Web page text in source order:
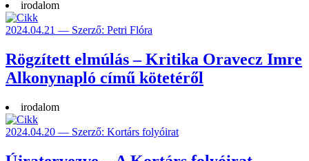
irodalom
2024.04.21 — Szerző: Petri Flóra
Rögzített elmúlás – Kritika Oravecz Imre
Alkonynapló című kötetéről
irodalom
2024.04.20 — Szerző: Kortárs folyóirat